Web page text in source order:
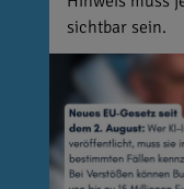
sichtbar sein.